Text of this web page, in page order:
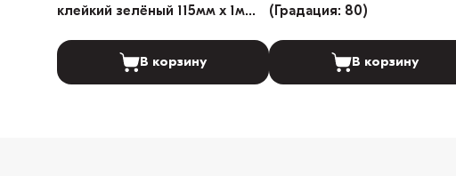
клейкий зелёный 115мм x 1м
В корзину
(Градация: 80)
В корзину